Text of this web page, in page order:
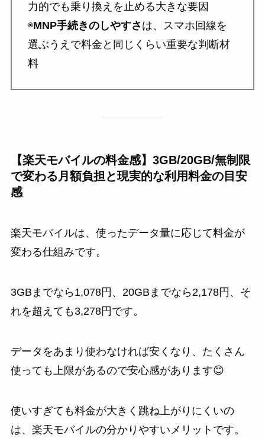
力的でも乗り換えを止める大きな要因
◉MNP手続きのしやすさ は、スマホ回線を
選ぶうえで料金と同じくらい重要な判断材
料
【楽天モバイルの料金感】3GB/20GB/無制限
で変わる月額負担と現実的な利用料金の目安
感
楽天モバイルは、使ったデータ量に応じて料金が
変わる仕組みです。
3GBまでなら1,078円、20GBまでなら2,178円、そ
れを超えても3,278円です。
データをあまり使わなければ安くなり、たくさん
使っても上限があるので安心感があります😊
使いすぎても料金が大きく跳ね上がりにくいの
は、楽天モバイルの分かりやすいメリットです。